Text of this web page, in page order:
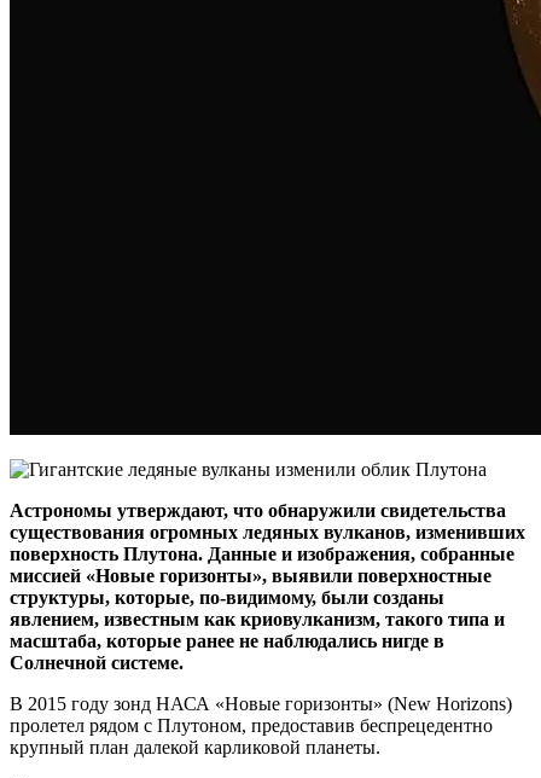
Астрономы утверждают, что обнаружили свидетельства
существования огромных ледяных вулканов, изменивших
поверхность Плутона. Данные и изображения, собранные
миссией «Новые горизонты», выявили поверхностные
структуры, которые, по-видимому, были созданы
явлением, известным как криовулканизм, такого типа и
масштаба, которые ранее не наблюдались нигде в
Солнечной системе.
В 2015 году зонд НАСА «Новые горизонты» (New Horizons)
пролетел рядом с Плутоном, предоставив беспрецедентно
крупный план далекой карликовой планеты.